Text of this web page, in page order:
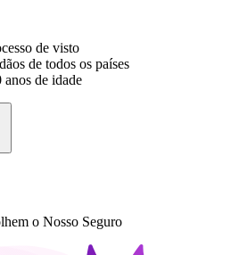
de visto
de todos os países
anos de idade
o Nosso Seguro